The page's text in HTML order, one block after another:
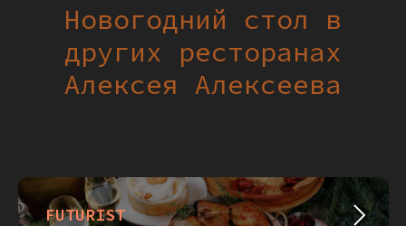
Новогодний стол в
других ресторанах
Алексея Алексеева
FUTURIST